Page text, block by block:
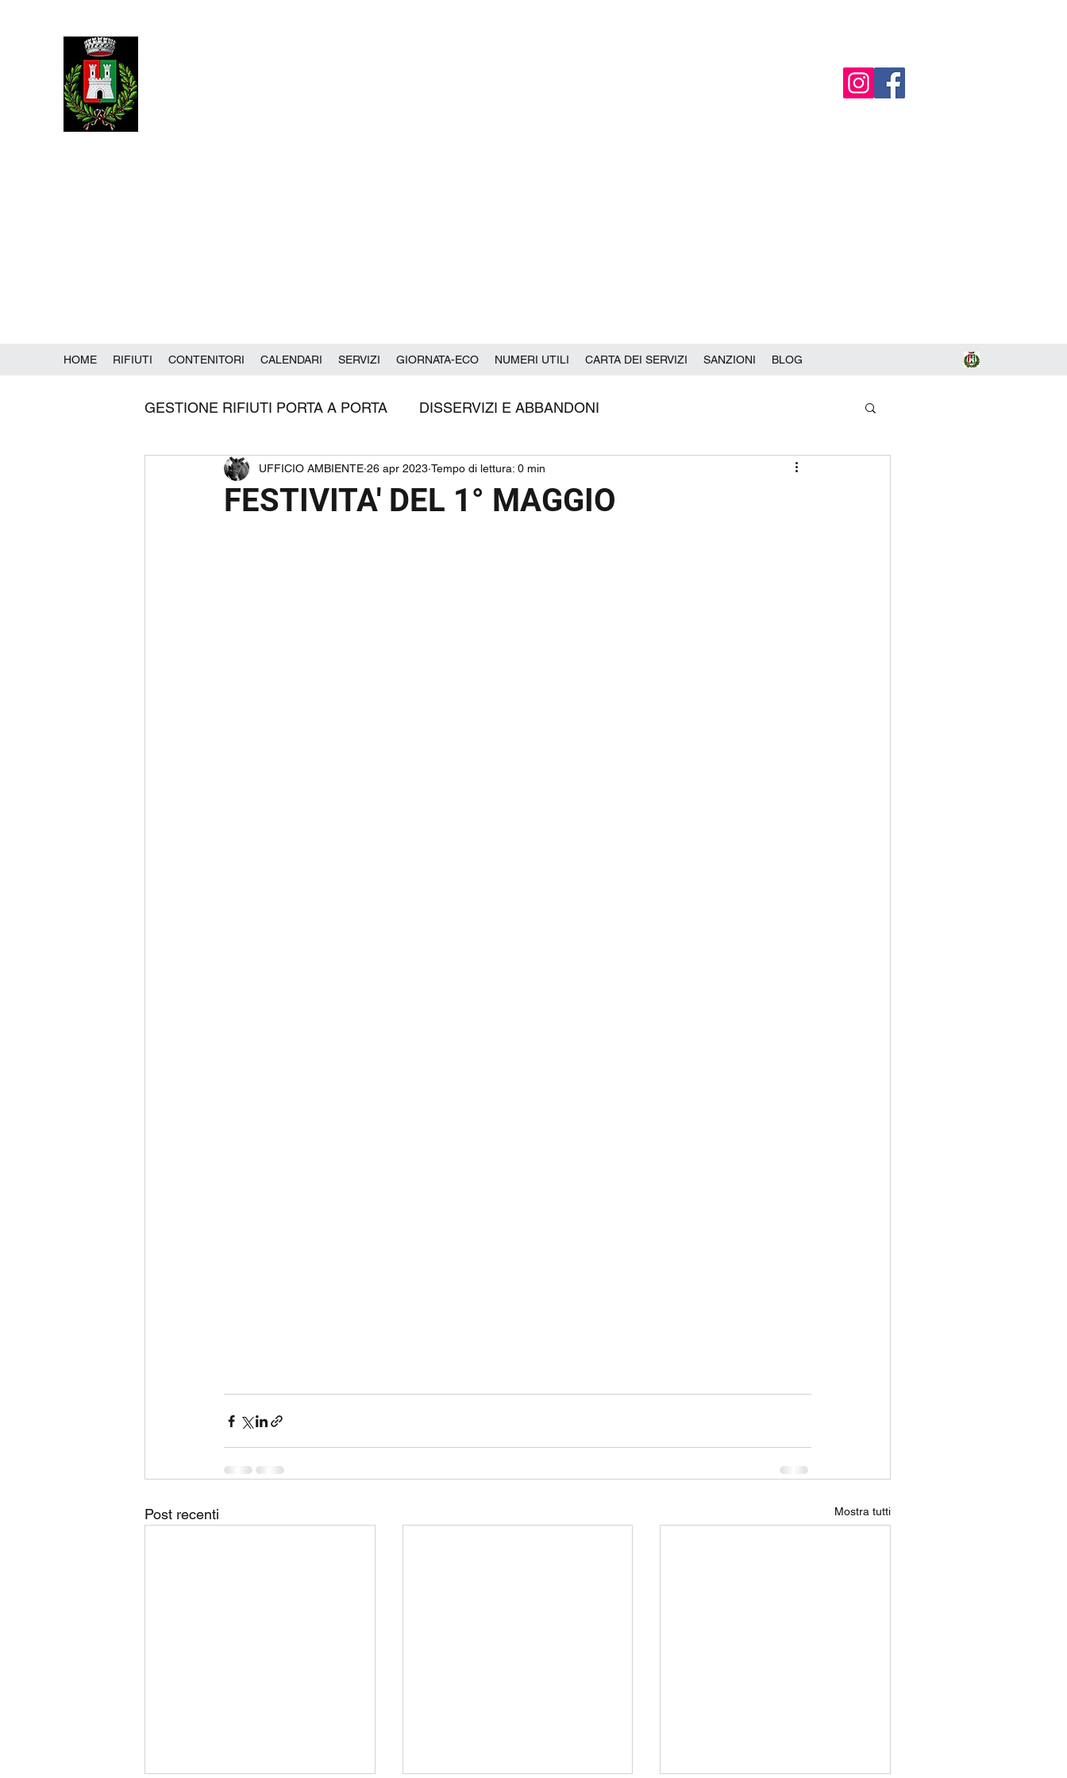
HOME RIFIUTI CONTENITORI CALENDARI SERVIZI GIORNATA-ECO NUMERI UTILI CARTA DEI SERVIZI SANZIONI BLOG
GESTIONE RIFIUTI PORTA A PORTA DISSERVIZI E ABBANDONI
FESTIVITA' DEL 1° MAGGIO
UFFICIO AMBIENTE 26 apr 2023 Tempo di lettura: 0 min
Post recenti Mostra tutti